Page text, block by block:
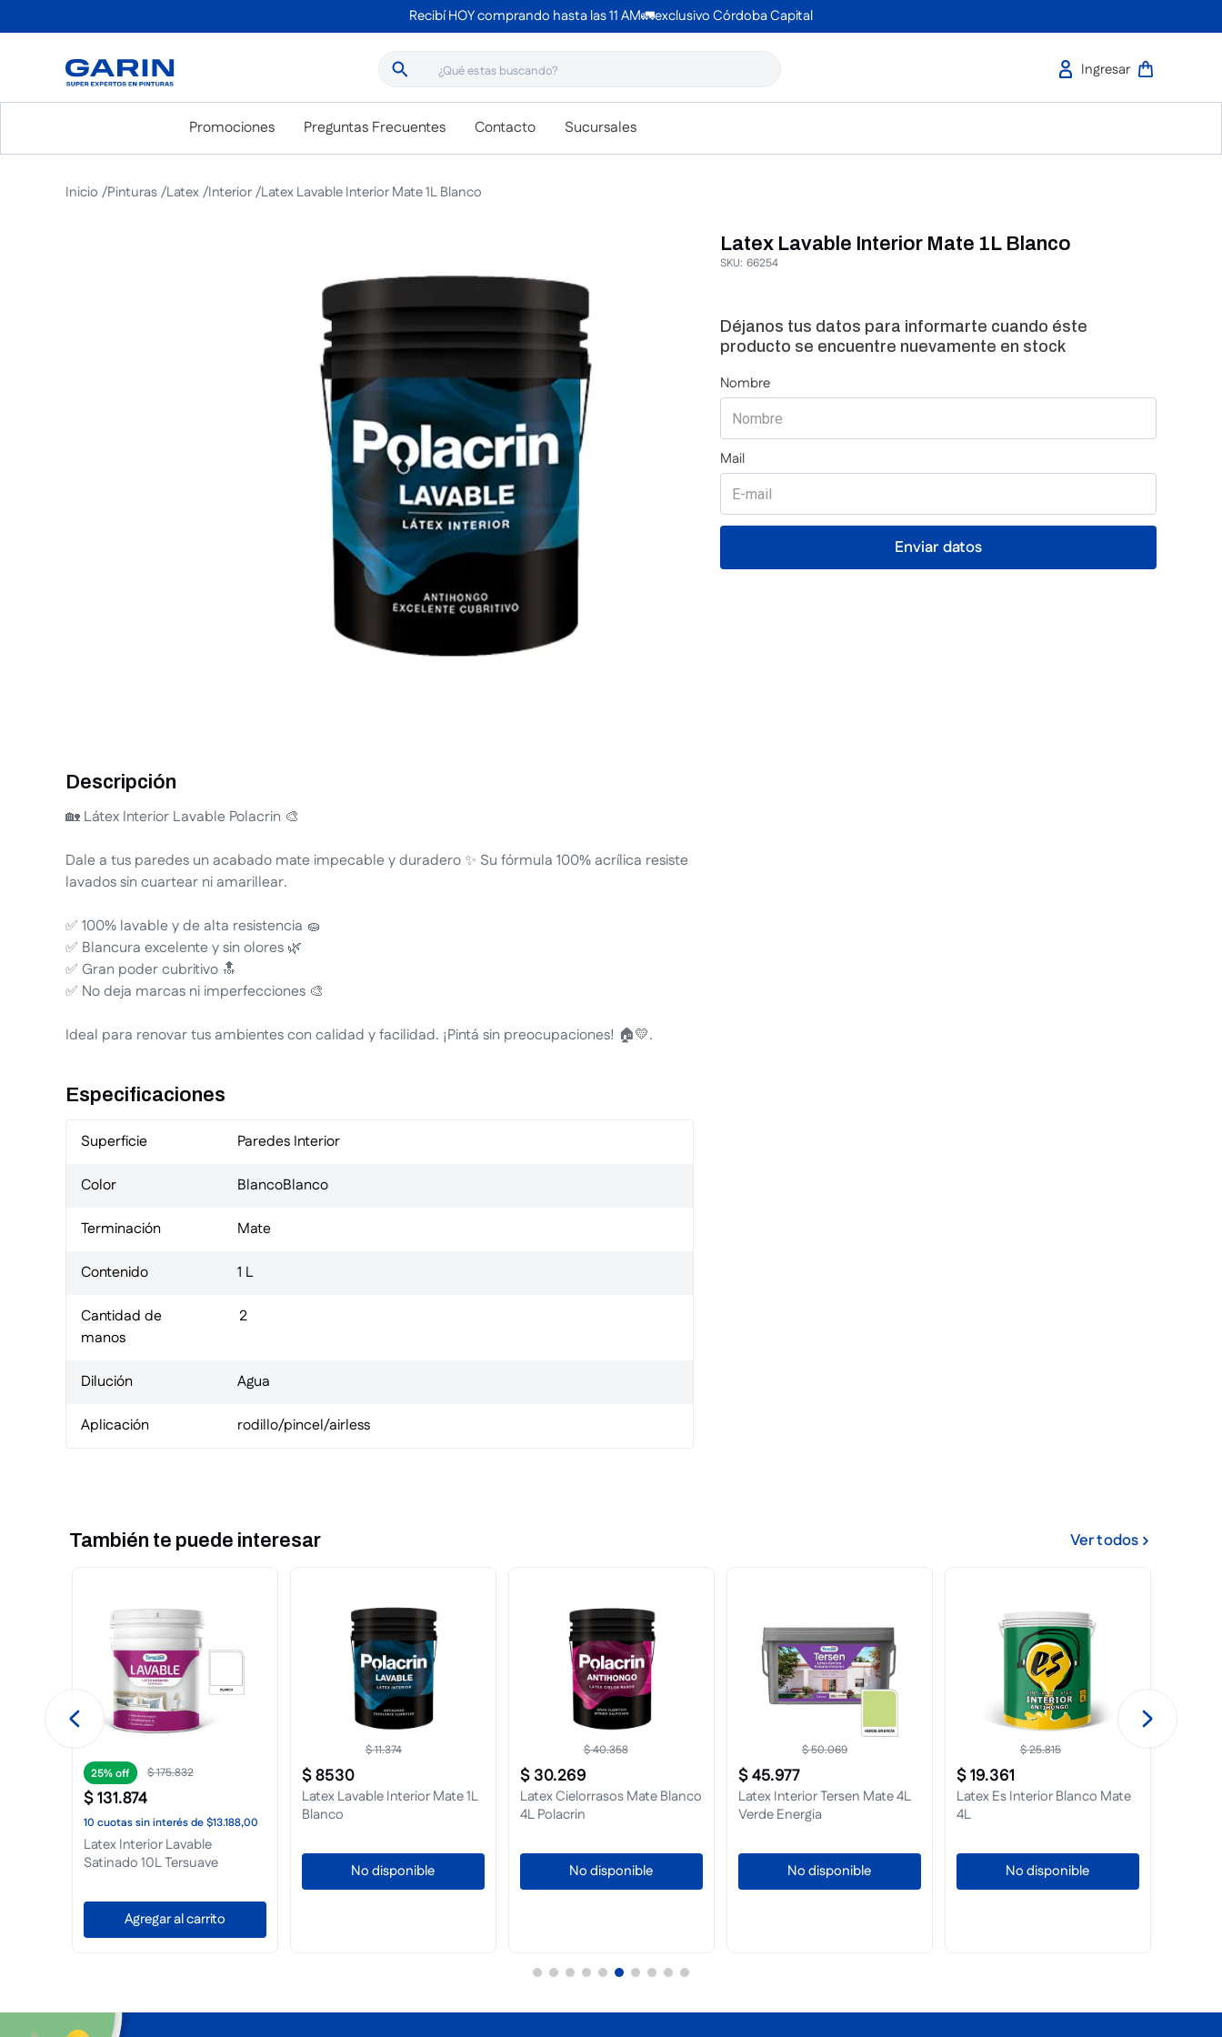
Recibí HOY comprando hasta las 11 AM🚛exclusivo Córdoba Capital
¿Qué estas buscando?
Promociones Preguntas Frecuentes Contacto Sucursales
Pinturas Latex Interior Latex Lavable Interior Mate 1L Blanco
Descripción
🏡 Látex Interior Lavable Polacrin 🎨
Dale a tus paredes un acabado mate impecable y duradero ✨ Su fórmula 100% acrílica resiste
lavados sin cuartear ni amarillear.
✅ 100% lavable y de alta resistencia 🧽
✅ Blancura excelente y sin olores 🌿
✅ Gran poder cubritivo 🔝
✅ No deja marcas ni imperfecciones 🎨
Ideal para renovar tus ambientes con calidad y facilidad. ¡Pintá sin preocupaciones! 🏠💛.
Especificaciones
Superficie Paredes Interior
Color BlancoBlanco
Terminación Mate
Contenido 1 L
Cantidad de
manos
2
Dilución Agua
Aplicación rodillo/pincel/airless
Latex Lavable Interior Mate 1L Blanco
SKU: 66254
También te puede interesar Ver todos
25% $175.832
$131.874
10 cuotassin interésde$13.188,00
Latex Interior Lavable
Satinado 10L Tersuave
Agregar al carrito
$11.374
$8530
Latex Lavable Interior Mate 1L
Blanco
No disponible
$40.358
$ 30.269
Latex Cielorrasos Mate Blanco
4L Polacrin
No disponible
$50.069
$45.977
Latex Interior Tersen Mate 4L
Verde Energia
No disponible
$25.815
$19.361
Latex Es Interior Blanco Mate
4L
No disponible